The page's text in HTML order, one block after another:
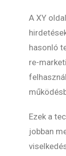
A XY
hasonló
re-
Ezek a
jobban